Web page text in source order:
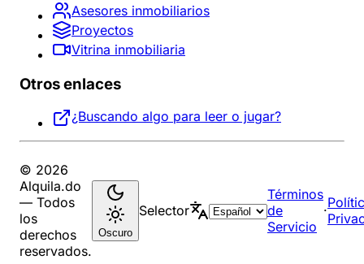
Asesores inmobiliarios
Proyectos
Vitrina inmobiliaria
Otros enlaces
¿Buscando algo para leer o jugar?
© 2026
Alquila.do
— Todos
los
derechos
reservados.
Oscuro
Selector
Términos
de
Servicio
·